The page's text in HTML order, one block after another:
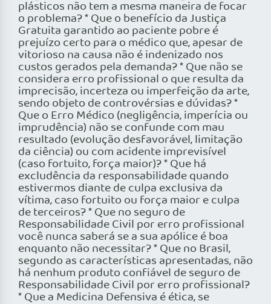
plásticos não tem a mesma maneira de focar
o problema? * Que o benefício da Justiça
Gratuita garantido ao paciente pobre é
prejuízo certo para o médico que, apesar de
vitorioso na causa não é indenizado nos
custos gerados pela demanda? * Que não se
considera erro profissional o que resulta da
imprecisão, incerteza ou imperfeição da arte,
sendo objeto de controvérsias e dúvidas? *
Que o Erro Médico (negligência, imperícia ou
imprudência) não se confunde com mau
resultado (evolução desfavorável, limitação
da ciência) ou com acidente imprevisível
(caso fortuito, força maior)? * Que há
excludência da responsabilidade quando
estivermos diante de culpa exclusiva da
vítima, caso fortuito ou força maior e culpa
de terceiros? * Que no seguro de
Responsabilidade Civil por erro profissional
você nunca saberá se a sua apólice é boa
enquanto não necessitar? * Que no Brasil,
segundo as características apresentadas, não
há nenhum produto confiável de seguro de
Responsabilidade Civil por erro profissional?
* Que a Medicina Defensiva é ética, se